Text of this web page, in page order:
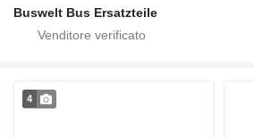
Buswelt Bus Ersatzteile
4